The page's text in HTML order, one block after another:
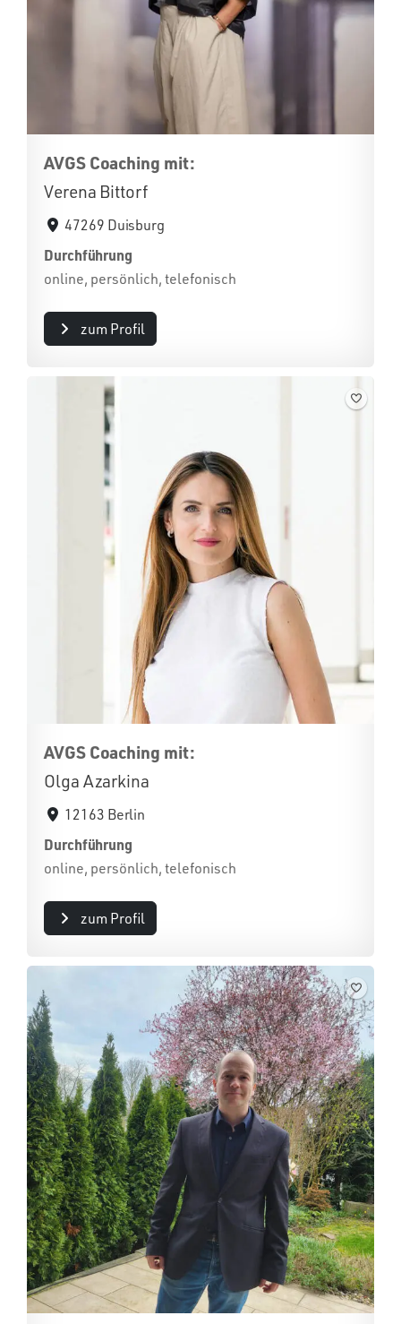
AVGS Coaching mit:
Verena Bittorf
47269 Duisburg
Durchführung
online, persönlich, telefonisch
zum Profil
AVGS Coaching mit:
Olga Azarkina
12163 Berlin
Durchführung
online, persönlich, telefonisch
zum Profil